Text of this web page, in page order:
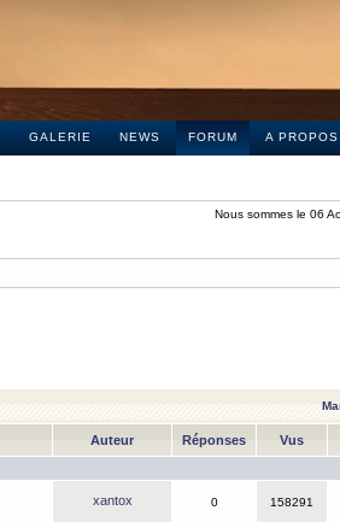
GALERIE NEWS FORUM A PROPOS
Nous sommes le 06
Auteur Réponses Vus
xantox 0 158291